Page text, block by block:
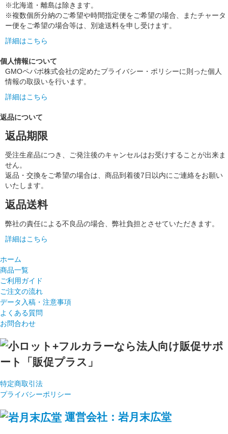
※北海道・離島は除きます。
※複数個所分納のご希望や時間指定便をご希望の場合、またチャータ
ー便をご希望の場合等は、別途送料を申し受けます。
詳細はこちら
個人情報について
GMOペパボ株式会社の定めたプライバシー・ポリシーに則った個人
情報の取扱いを行います。
詳細はこちら
返品について
返品期限
受注生産品につき、ご発注後のキャンセルはお受けすることが出来ま
せん。
返品・交換をご希望の場合は、商品到着後7日以内にご連絡をお願い
いたします。
返品送料
弊社の責任による不良品の場合、弊社負担とさせていただきます。
詳細はこちら
ホーム
商品一覧
ご利用ガイド
ご注文の流れ
データ入稿・注意事項
よくある質問
お問合わせ
特定商取引法
プライバシーポリシー
運営会社：岩月末広堂